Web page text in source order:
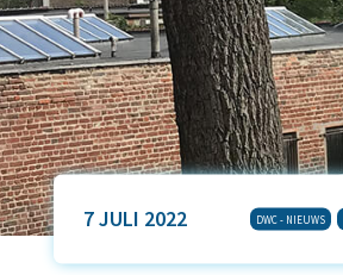
7 JULI 2022 DWC - NIEUWS